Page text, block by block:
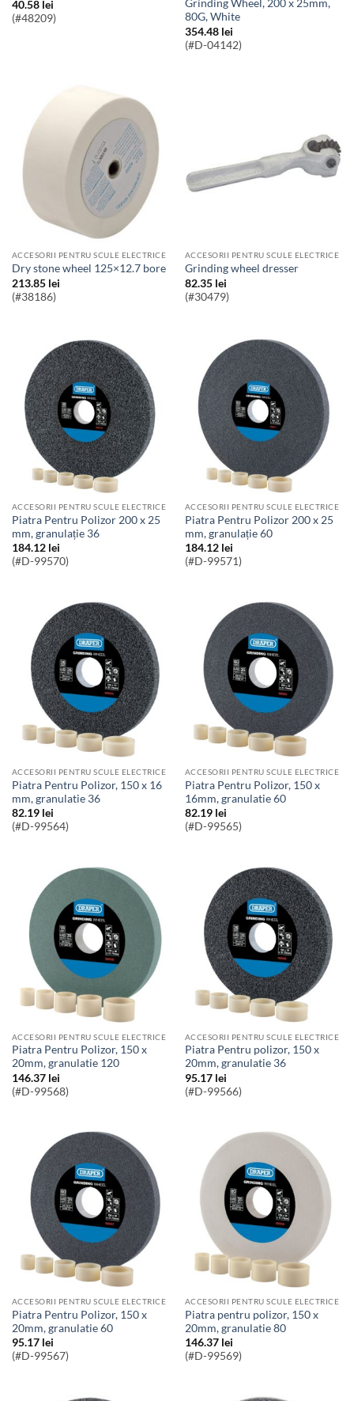
40.58 lei
(#48209)
Grinding Wheel, 200 x 25mm,
80G, White
354.48 lei
(#D-04142)
ACCESORII PENTRU SCULE ELECTRICE
dry stone wheel 125×12.7 bore
213.85 lei
(#38186)
ACCESORII PENTRU SCULE ELECTRICE
grinding wheel dresser
82.35 lei
(#30479)
ACCESORII PENTRU SCULE ELECTRICE
Piatra Pentru Polizor 200 x 25
mm, granulație 36
184.12 lei
(#D-99570)
ACCESORII PENTRU SCULE ELECTRICE
Piatra Pentru Polizor 200 x 25
mm, granulație 60
184.12 lei
(#D-99571)
ACCESORII PENTRU SCULE ELECTRICE
Piatra Pentru Polizor, 150 x 16
mm, granulatie 36
82.19 lei
(#D-99564)
ACCESORII PENTRU SCULE ELECTRICE
Piatra Pentru Polizor, 150 x
16mm, granulatie 60
82.19 lei
(#D-99565)
ACCESORII PENTRU SCULE ELECTRICE
Piatra Pentru Polizor, 150 x
20mm, granulatie 120
146.37 lei
(#D-99568)
ACCESORII PENTRU SCULE ELECTRICE
Piatra Pentru polizor, 150 x
20mm, granulatie 36
95.17 lei
(#D-99566)
ACCESORII PENTRU SCULE ELECTRICE
Piatra Pentru Polizor, 150 x
20mm, granulatie 60
95.17 lei
(#D-99567)
ACCESORII PENTRU SCULE ELECTRICE
Piatra pentru polizor, 150 x
20mm, granulatie 80
146.37 lei
(#D-99569)